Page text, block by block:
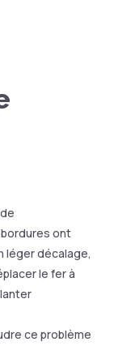
ont
léger décalage,
le fer à
ce problème